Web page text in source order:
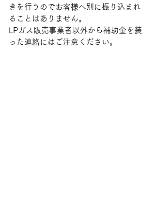
きを行うのでお客様へ別に振り込まれ
ることはありません。
LPガス販売事業者以外から補助金を装
った連絡にはご注意ください。